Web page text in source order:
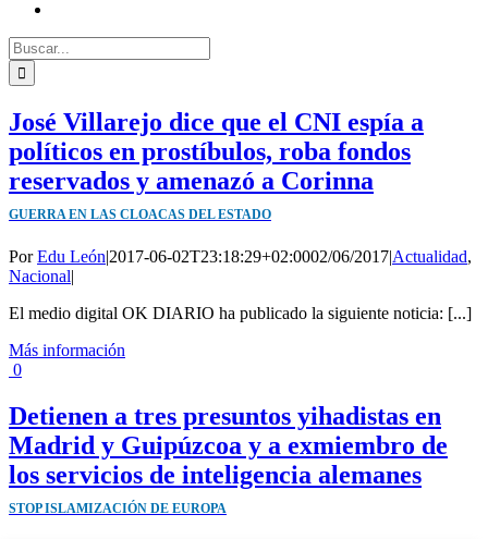
Buscar:
José Villarejo dice que el CNI espía a
políticos en prostíbulos, roba fondos
reservados y amenazó a Corinna
GUERRA EN LAS CLOACAS DEL ESTADO
PorEdu León|2017-06-02T23:18:29+02:0002/06/2017|Actualidad,
Nacional|
El medio digital OK DIARIO ha publicado la siguiente noticia: [...]
Más información
0
Detienen a tres presuntos yihadistas en
Madrid y Guipúzcoa y a exmiembro de
los servicios de inteligencia alemanes
STOP ISLAMIZACIÓN DE EUROPA